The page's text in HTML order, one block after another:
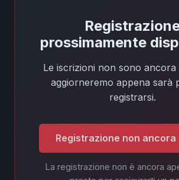
prossimamente
Le iscrizioni non sono ancora
aggiorneremo appena sarà
registrarsi.
Registrazione non ancora
La registrazione non è ancora